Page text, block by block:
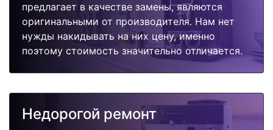
предлагает в качестве замены, являются
оригинальными от производителя. Нам нет
нужды накидывать на них цену, именно
поэтому стоимость значительно отличается.
Недорогой ремонт